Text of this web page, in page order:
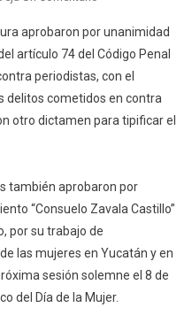
Legislatura
Aprueba
Dictámenes
En
Materia
aprobaron por unanimidad
artículo 74 del Código Penal
periodistas, con el
delitos cometidos en contra
otro dictamen para tipificar el
también aprobaron por
“Consuelo Zavala Castillo”
por su trabajo de
las mujeres en Yucatán y en
sesión solemne el 8 de
del Día de la Mujer.